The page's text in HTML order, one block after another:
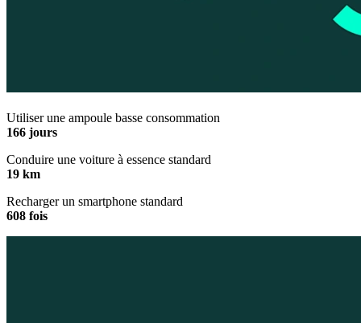
Utiliser une ampoule basse consommation
166 jours
Conduire une voiture à essence standard
19 km
Recharger un smartphone standard
608 fois